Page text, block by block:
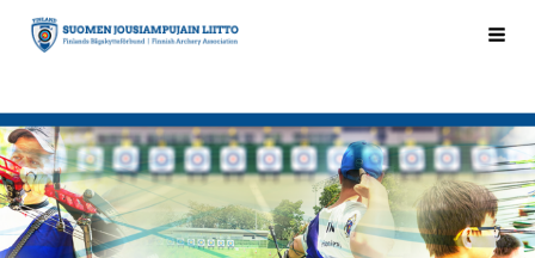
Siirry
sivun
Suomen Jousiampujain Liitto ry